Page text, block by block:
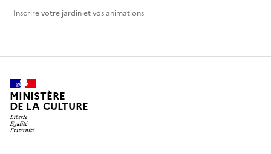
Inscrire votre jardin et vos animations
MINISTÈRE
DE LA CULTURE